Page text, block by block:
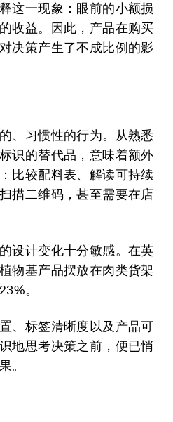
这一现象：眼前的小额损
收益。因此，产品在购买
决策产生了不成比例的影
、习惯性的行为。从熟悉
识的替代品，意味着额外
比较配料表、解读可持续
描二维码，甚至需要在店
设计变化十分敏感。在英
物基产品摆放在肉类货架
。
、标签清晰度以及产品可
地思考决策之前，便已悄
。